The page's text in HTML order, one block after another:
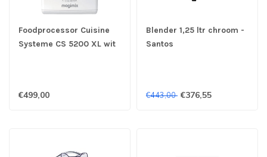
Foodprocessor Cuisine
Systeme CS 5200 XL wit
€499,00
Blender 1,25 ltr chroom -
Santos
€443,00 €376,55